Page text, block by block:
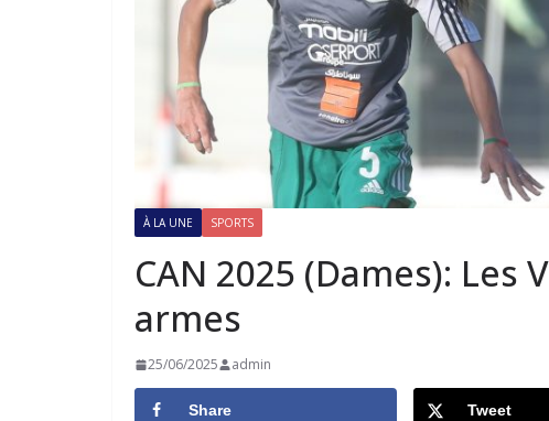
À LA UNE SPORTS
CAN 2025 (Dames):
armes
25/06/2025 admin
Share Tweet